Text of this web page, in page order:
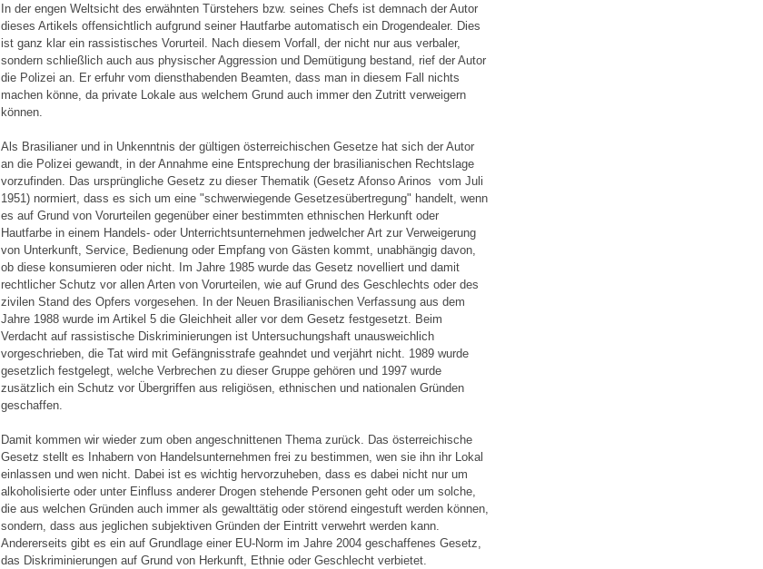
In der engen Weltsicht des erwähnten Türstehers bzw. seines Chefs ist demnach der Autor
dieses Artikels offensichtlich aufgrund seiner Hautfarbe automatisch ein Drogendealer. Dies
ist ganz klar ein rassistisches Vorurteil. Nach diesem Vorfall, der nicht nur aus verbaler,
sondern schließlich auch aus physischer Aggression und Demütigung bestand, rief der Autor
die Polizei an. Er erfuhr vom diensthabenden Beamten, dass man in diesem Fall nichts
machen könne, da private Lokale aus welchem Grund auch immer den Zutritt verweigern
können.
Als Brasilianer und in Unkenntnis der gültigen österreichischen Gesetze hat sich der Autor
an die Polizei gewandt, in der Annahme eine Entsprechung der brasilianischen Rechtslage
vorzufinden. Das ursprüngliche Gesetz zu dieser Thematik (Gesetz Afonso Arinos ­ vom Juli
1951) normiert, dass es sich um eine "schwerwiegende Gesetzesübertregung" handelt, wenn
es auf Grund von Vorurteilen gegenüber einer bestimmten ethnischen Herkunft oder
Hautfarbe in einem Handels- oder Unterrichtsunternehmen jedwelcher Art zur Verweigerung
von Unterkunft, Service, Bedienung oder Empfang von Gästen kommt, unabhängig davon,
ob diese konsumieren oder nicht. Im Jahre 1985 wurde das Gesetz novelliert und damit
rechtlicher Schutz vor allen Arten von Vorurteilen, wie auf Grund des Geschlechts oder des
zivilen Stand des Opfers vorgesehen. In der Neuen Brasilianischen Verfassung aus dem
Jahre 1988 wurde im Artikel 5 die Gleichheit aller vor dem Gesetz festgesetzt. Beim
Verdacht auf rassistische Diskriminierungen ist Untersuchungshaft unausweichlich
vorgeschrieben, die Tat wird mit Gefängnisstrafe geahndet und verjährt nicht. 1989 wurde
gesetzlich festgelegt, welche Verbrechen zu dieser Gruppe gehören und 1997 wurde
zusätzlich ein Schutz vor Übergriffen aus religiösen, ethnischen und nationalen Gründen
geschaffen.
Damit kommen wir wieder zum oben angeschnittenen Thema zurück. Das österreichische
Gesetz stellt es Inhabern von Handelsunternehmen frei zu bestimmen, wen sie ihn ihr Lokal
einlassen und wen nicht. Dabei ist es wichtig hervorzuheben, dass es dabei nicht nur um
alkoholisierte oder unter Einfluss anderer Drogen stehende Personen geht oder um solche,
die aus welchen Gründen auch immer als gewalttätig oder störend eingestuft werden können,
sondern, dass aus jeglichen subjektiven Gründen der Eintritt verwehrt werden kann.
Andererseits gibt es ein auf Grundlage einer EU-Norm im Jahre 2004 geschaffenes Gesetz,
das Diskriminierungen auf Grund von Herkunft, Ethnie oder Geschlecht verbietet.